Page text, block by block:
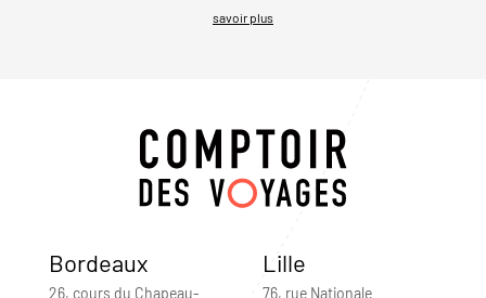
savoir plus
Bordeaux
26, cours du Chapeau-
Lille
76, rue Nationale